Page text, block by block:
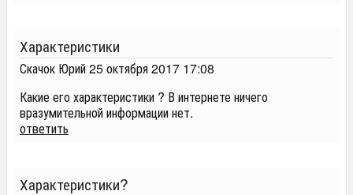
Характеристики
Скачок Юрий25 октября 2017 17:08
Какие его характеристики ? В интернете ничего
вразумительной информации нет.
ответить
Характеристики?